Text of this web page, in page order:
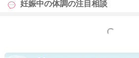
妊娠中の体調の注目相談
もっと見る